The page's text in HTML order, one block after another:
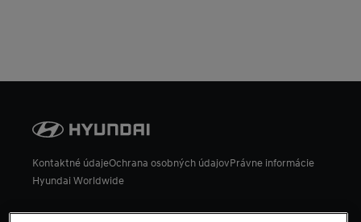
Kontaktné údajeOchrana osobných údajovPrávne informácie
Hyundai Worldwide